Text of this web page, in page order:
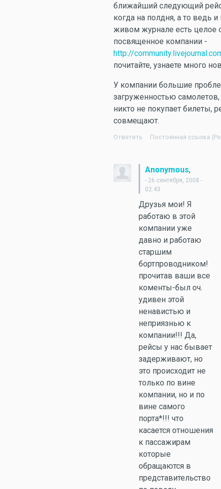
ближайший следующий
когда на полдня, а то ведь и
живом журнале есть целое
посвященное компании -
http://
почитайте, узнаете много
У компании большие
загруженностью
никто не покупает билеты,
совмещают.
Ответить Постоянная ссылка
Anonymous,
- 26 сентября, 2008 -
02:43
Друзья мои! Я
работаю в этой
компании уже
давно и работаю
старшим
бортпроводником!
прочитав ваши все
коменты-был оч.
удивен этой
ненавистью и
неприязнью к
компании!!! Да,
рейсы у нас бывает
задерживают, но
это происходит не
только по вине
компании, но и по
вине самого
порта*!!! что
касается отношения
к пассажирам
которые
обращаются в
представительство